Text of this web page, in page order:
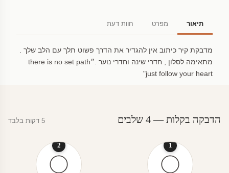
תיאור מפרט חוות דעת
מדבקת קיר כיתוב אין להגדיר את הדרך פשוט תלך עם הלב שלך .
מתאימה לסלון , חדרי שינה וחדרי נוער .״there is no set path
just follow your heart"
הדבקה בקלות — 4 שלבים 5 דקות בלבד
1
2